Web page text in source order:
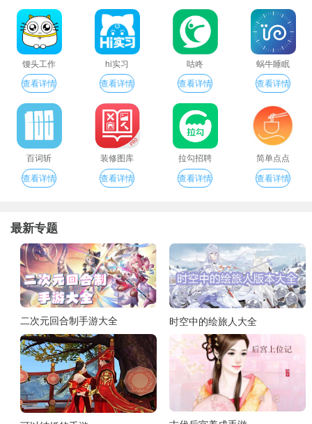
馒头工作
查看详情
hi实习
查看详情
咕咚
查看详情
蜗牛睡眠
查看详情
百词斩
查看详情
装修图库
查看详情
拉勾招聘
查看详情
简单点点
查看详情
最新专题
二次元回合制手游大全 时空中的绘旅人大全